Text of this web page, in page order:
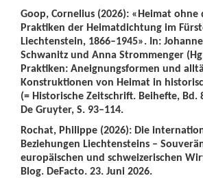
Goop, Cornelius (2026): «Heimat
Praktiken der Heimatdichtung im
Liechtenstein, 1866–1945». In:
Schwanitz und Anna Strommenger
Praktiken: Aneignungsformen und
Konstruktionen von Heimat in
(= Historische Zeitschrift. Beihefte, Bd.
De Gruyter, S. 93–114.
Rochat, Philippe (2026): Die
Beziehungen Liechtensteins –
europäischen und schweizerischen
Blog. DeFacto. 23. Juni 2026.